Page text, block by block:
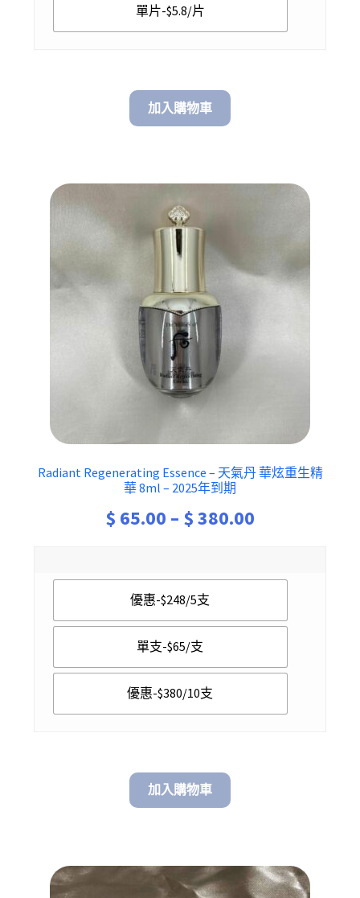
單片-$5.8/片
加入購物車
Radiant Regenerating Essence – 天氣丹 華炫重生精
華 8ml – 2025年到期
$ 65.00 – $380.00
$ 65.00
優惠-$248/5支
單支-$65/支
優惠-$380/10支
加入購物車